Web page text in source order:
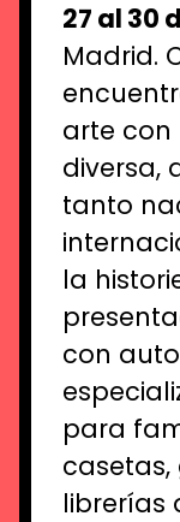
27 al 30
Madrid.
arte
diversa,
tanto
la
con
para
librerías